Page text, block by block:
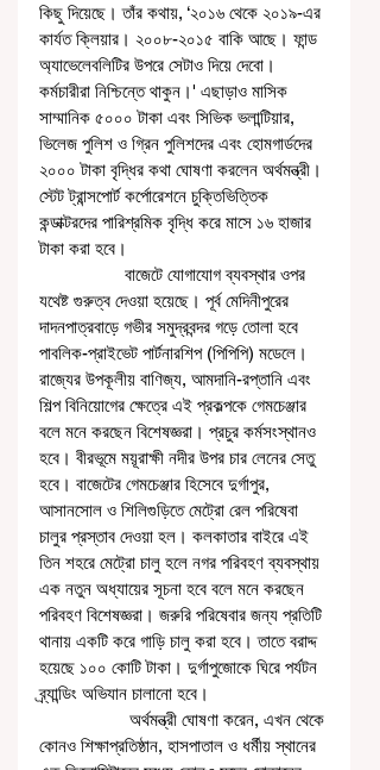
কিছু দিয়েছে। তাঁর কথায়, ‘২০১৬ থেকে ২০১৯-এর
কার্যত ক্লিয়ার। ২০০৮-২০১৫ বাকি আছে। ফান্ড
অ্যাভেলেবলিটির উপরে সেটাও দিয়ে দেবো।
কর্মচারীরা নিশ্চিন্তে থাকুন।' এছাড়াও মাসিক
সাম্মানিক ৫০০০ টাকা এবং সিভিক ভলান্টিয়ার,
ভিলেজ পুলিশ ও গ্রিন পুলিশদের এবং হোমগার্ডদের
২০০০ টাকা বৃদ্ধির কথা ঘোষণা করলেন অর্থমন্ত্রী।
স্টেট ট্রান্সপোর্ট কর্পোরেশনে চুক্তিভিত্তিক
কন্ডাক্টরদের পারিশ্রমিক বৃদ্ধি করে মাসে ১৬ হাজার
টাকা করা হবে।
যথেষ্ট গুরুত্ব দেওয়া হয়েছে। পূর্ব মেদিনীপুরের
দাদনপাত্রবাড়ে গভীর সমুদ্রবন্দর গড়ে তোলা হবে
পাবলিক-প্রাইভেট পার্টনারশিপ (পিপিপি) মডেলে।
রাজ্যের উপকূলীয় বাণিজ্য, আমদানি-রপ্তানি এবং
শিল্প বিনিয়োগের ক্ষেত্রে এই প্রকল্পকে গেমচেঞ্জার
বলে মনে করছেন বিশেষজ্ঞরা। প্রচুর কর্মসংস্থানও
হবে। বীরভূমে ময়ূরাক্ষী নদীর উপর চার লেনের সেতু
হবে। বাজেটের গেমচেঞ্জার হিসেবে দুর্গাপুর,
আসানসোল ও শিলিগুড়িতে মেট্রো রেল পরিষেবা
চালুর প্রস্তাব দেওয়া হল। কলকাতার বাইরে এই
তিন শহরে মেট্রো চালু হলে নগর পরিবহণ ব্যবস্থায়
এক নতুন অধ্যায়ের সূচনা হবে বলে মনে করছেন
পরিবহণ বিশেষজ্ঞরা। জরুরি পরিষেবার জন্য প্রতিটি
থানায় একটি করে গাড়ি চালু করা হবে। তাতে বরাদ্দ
হয়েছে ১০০ কোটি টাকা। দুর্গাপুজোকে ঘিরে পর্যটন
ব্র্যান্ডিং অভিযান চালানো হবে।
কোনও শিক্ষাপ্রতিষ্ঠান, হাসপাতাল ও ধর্মীয় স্থানের